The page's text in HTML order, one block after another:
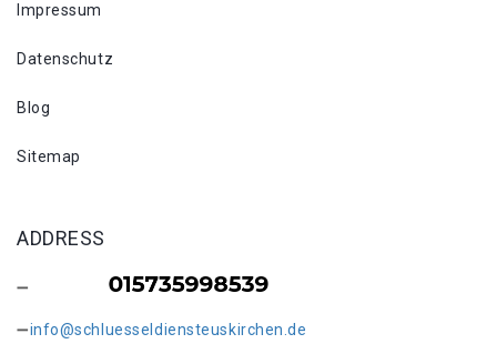
Impressum
Datenschutz
Blog
Sitemap
ADDRESS
info@schluesseldiensteuskirchen.de